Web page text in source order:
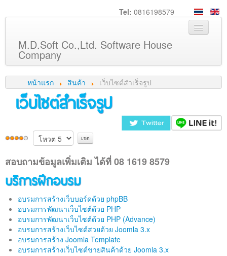
Tel: 0816198579
M.D.Soft Co.,Ltd. Software House
Company
หน้าหลัก
เกี่ยวกับเรา
บริการ
ความรู้
ลูกค้า
ภาพกิจกรรม
ร่วมงานกับเรา
ช่วยเหลือ
ติดต่อเรา
หน้าแรก สินค้า เว็บไซต์สำเร็จรูป
เว็บไซต์สำเร็จรูป
สอบถามข้อมูลเพิ่มเติม ได้ที่ 08 1619 8579
บริการฝึกอบรม
อบรมการสร้างเว็บบอร์ดด้วย phpBB
อบรมการพัฒนาเว็บไซต์ด้วย PHP
อบรมการพัฒนาเว็บไซต์ด้วย PHP (Advance)
อบรมการสร้างเว็บไซต์สวยด้วย Joomla 3.x
อบรมการสร้าง Joomla Template
อบรมการสร้างเว็บไซต์ขายสินค้าด้วย Joomla 3.x